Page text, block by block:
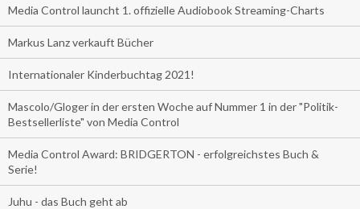
Media Control launcht 1. offizielle Audiobook Streaming-Charts
Markus Lanz verkauft Bücher
Internationaler Kinderbuchtag 2021!
Mascolo/Gloger in der ersten Woche auf Nummer 1 in der "Politik-
Bestsellerliste" von Media Control
Media Control Award: BRIDGERTON - erfolgreichstes Buch &
Serie!
Juhu - das Buch geht ab